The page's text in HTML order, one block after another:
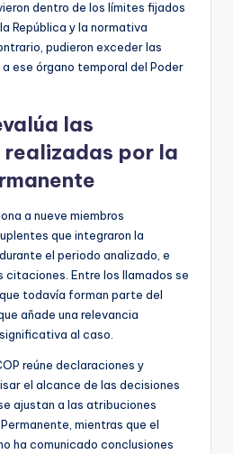
dentro de los límites fijados
República y la normativa
pudieron exceder las
ese órgano temporal del Poder
las
por la
a nueve miembros
que integraron la
el periodo analizado, e
citaciones. Entre los llamados se
todavía forman parte del
añade una relevancia
al caso.
reúne declaraciones y
el alcance de las decisiones
ajustan a las atribuciones
mientras que el
ha comunicado conclusiones